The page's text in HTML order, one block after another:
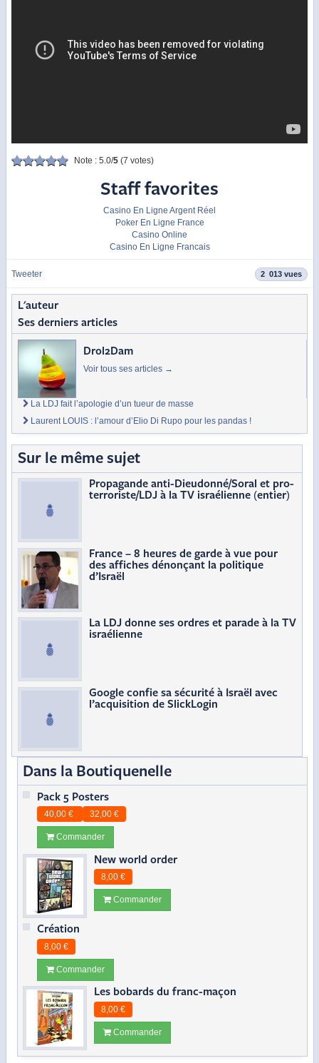
Note : 5.0/5(7 votes)
Staff favorites
Casino En Ligne Argent Réel
Poker En Ligne France
Casino Online
Casino En Ligne Francais
Tweeter 2 013 vues
L'auteur
Ses derniers articles
Drol2Dam
Voir tous ses articles →
La LDJ fait l’apologie d’un tueur de masse
Laurent LOUIS : l’amour d’Elio Di Rupo pour les pandas !
Sur le même sujet
Propagande anti-Dieudonné/Soral et pro-
terroriste/LDJ à la TV israélienne (entier)
France – 8 heures de garde à vue pour
des affiches dénonçant la politique
d’Israël
La LDJ donne ses ordres et parade à la TV
israélienne
Google confie sa sécurité à Israël avec
l’acquisition de SlickLogin
Dans la Boutiquenelle
Pack 5 Posters
40,00 € 32,00 €
Commander
New world order
8,00 €
Commander
Création
8,00 €
Commander
Les bobards du franc-maçon
8,00 €
Commander